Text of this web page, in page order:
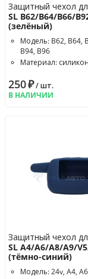
Защитный чехол
SL B62/B64/B66/
(зелёный)
Модель: B62, B64,
B94, B96
Материал: силикон
Цвет чехла:
250₽/ шт.
В НАЛИЧИИ
Защитный чехол
SL A4/A6/A8/A9/
(тёмно-синий)
Модель: 24v, A4,